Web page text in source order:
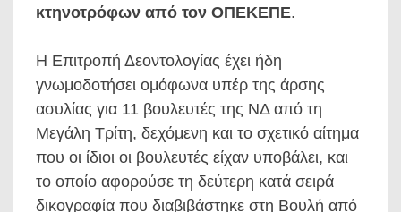
κτηνοτρόφων από τον ΟΠΕΚΕΠΕ.
Η Επιτροπή Δεοντολογίας έχει ήδη
γνωμοδοτήσει ομόφωνα υπέρ της άρσης
ασυλίας για 11 βουλευτές της ΝΔ από τη
Μεγάλη Τρίτη, δεχόμενη και το σχετικό αίτημα
που οι ίδιοι οι βουλευτές είχαν υποβάλει, και
το οποίο αφορούσε τη δεύτερη κατά σειρά
δικογραφία που διαβιβάστηκε στη Βουλή από